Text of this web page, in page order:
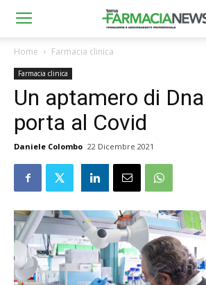
Home Farmacia clinica
Farmacia clinica
Un aptamero di
porta al Covid
Daniele Colombo 22 Dicembre 2021